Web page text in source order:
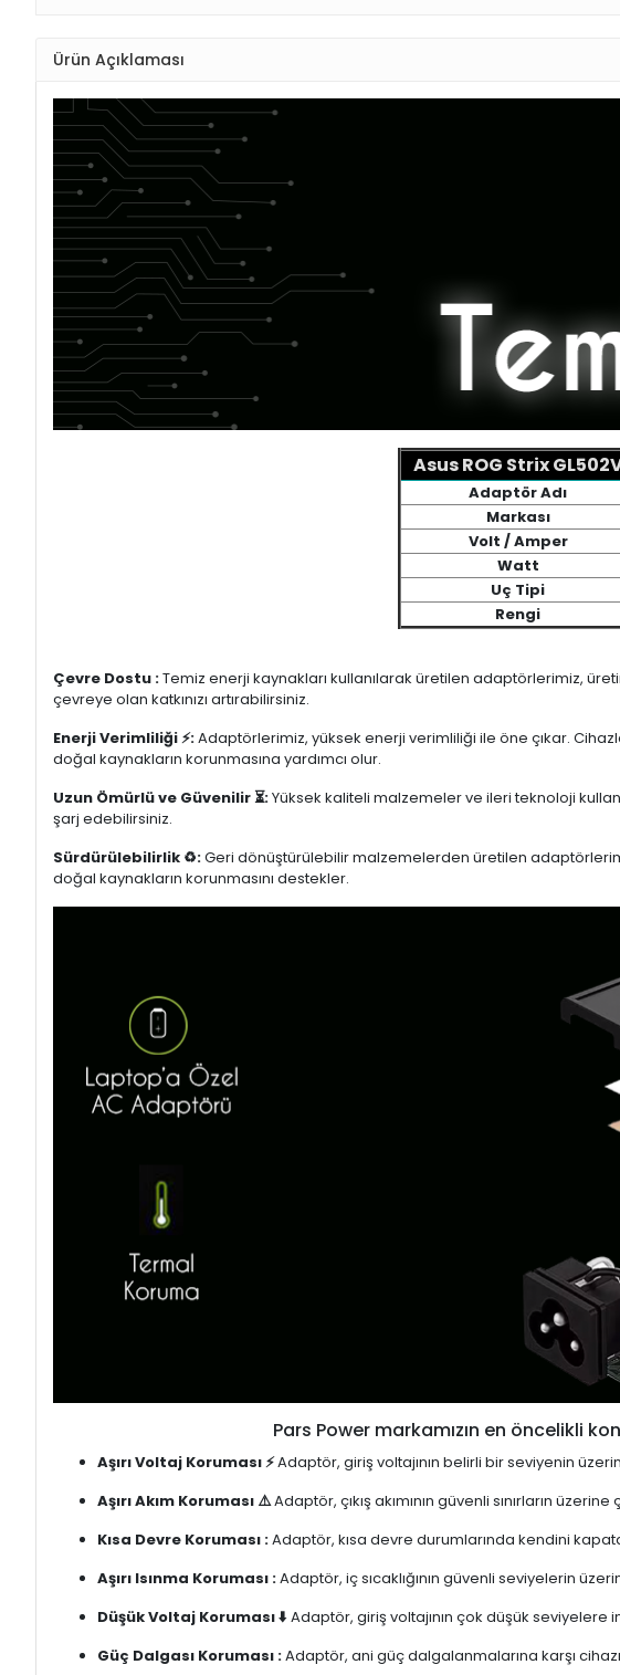
Ürün Açıklaması
Asus ROG Strix
Adaptör Adı
Markası
Volt / Amper
Watt
Uç Tipi
Rengi
Çevre Dostu :Temiz enerji kaynakları kullanılarak üretilen adaptörlerimiz,
çevreye olan katkınızı artırabilirsiniz.
Enerji Verimliliği ⚡:Adaptörlerimiz, yüksek enerji verimliliği ile öne çıkar.
doğal kaynakların korunmasına yardımcı olur.
Uzun Ömürlü ve Güvenilir ⏳:Yüksek kaliteli malzemeler ve ileri teknoloji
şarj edebilirsiniz.
Sürdürülebilirlik ♻️:Geri dönüştürülebilir malzemelerden üretilen
doğal kaynakların korunmasını destekler.
Pars Power markamızın en öncelikli
Aşırı Voltaj Koruması ⚡Adaptör, giriş voltajının belirli bir seviyenin
Aşırı Akım Koruması ⚠️Adaptör, çıkış akımının güvenli sınırların
Kısa Devre Koruması :Adaptör, kısa devre durumlarında kendini
Aşırı Isınma Koruması :Adaptör, iç sıcaklığının güvenli seviyelerin
Düşük Voltaj Koruması ⬇️Adaptör, giriş voltajının çok düşük seviyelere
Güç Dalgası Koruması :Adaptör, ani güç dalgalanmalarına karşı